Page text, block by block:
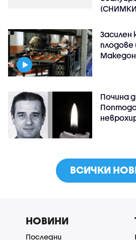
Засилен
плодове
Почина
ВСИЧКИ
НОВИНИ
Последни